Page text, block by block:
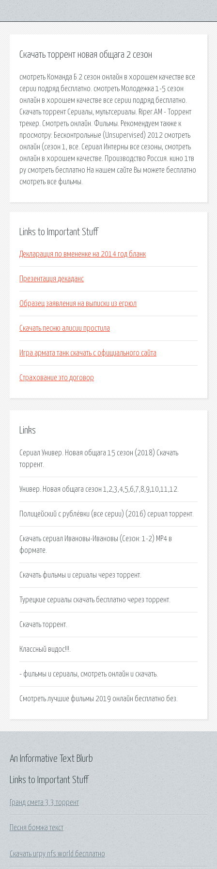
Скачать торрент новая общага 2 сезон
cмотреть Команда Б 2 сезон онлайн в хорошем качестве все
серии подряд бесплатно. cмотреть Молодежка 1-5 сезон
онлайн в хорошем качестве все серии подряд бесплатно.
Скачать торрент Сериалы, мультсериалы. Riper.AM - Торрент
трекер. Смотреть онлайн. Фильмы. Рекомендуем также к
просмотру: Бесконтрольные (Unsupervised) 2012 смотреть
онлайн (сезон 1, все. Сериал Интерны все сезоны, смотреть
онлайн в хорошем качестве. Производство Россия. кино 1тв
ру смотреть бесплатно На нашем сайте Вы можете бесплатно
смотреть все фильмы.
Links to Important Stuff
Декларация по вмененке на 2014 год бланк
Презентация декаданс
Образец заявления на выписки из егрюл
Скачать песню алисии простила
Игра армата танк скачать с официального сайта
Страхование это договор
Links
Сериал Универ. Новая общага 15 сезон (2018) Скачать
торрент.
Универ. Новая общага сезон 1,2,3,4,5,6,7,8,9,10,11,12.
Полицейский с рублёвки (все серии) (2016) сериал торрент.
Скачать сериал Ивановы-Ивановы (Сезон: 1-2) MP4 в
формате.
Скачать фильмы и сериалы через торрент.
Турецкие сериалы скачать бесплатно через торрент.
Скачать торрент.
Классный видос!!!.
- фильмы и сериалы, смотреть онлайн и скачать.
Смотреть лучшие фильмы 2019 онлайн бесплатно без.
Links to Important Stuff
Гранд смета 3 3 торрент
Песня бомжа текст
Скачать игру nfs world бесплатно
An Informative Text Blurb